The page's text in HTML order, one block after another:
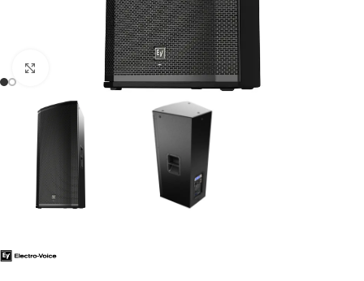
Click to enlarge